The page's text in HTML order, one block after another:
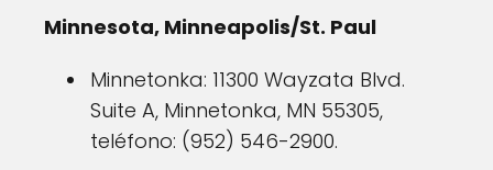
Minnesota, Minneapolis/St. Paul
Minnetonka: 11300 Wayzata Blvd.
Suite A, Minnetonka, MN 55305,
teléfono: (952) 546-2900.